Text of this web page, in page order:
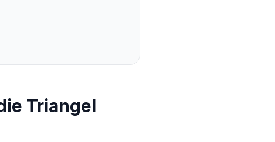
Triangel